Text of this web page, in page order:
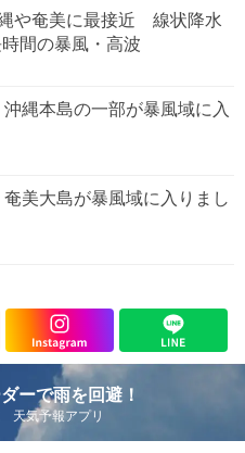
や奄美に最接近 線状降水
間の暴風・高波
縄本島の一部が暴風域に入
美大島が暴風域に入りまし
ーで雨を回避！
天気予報アプリ